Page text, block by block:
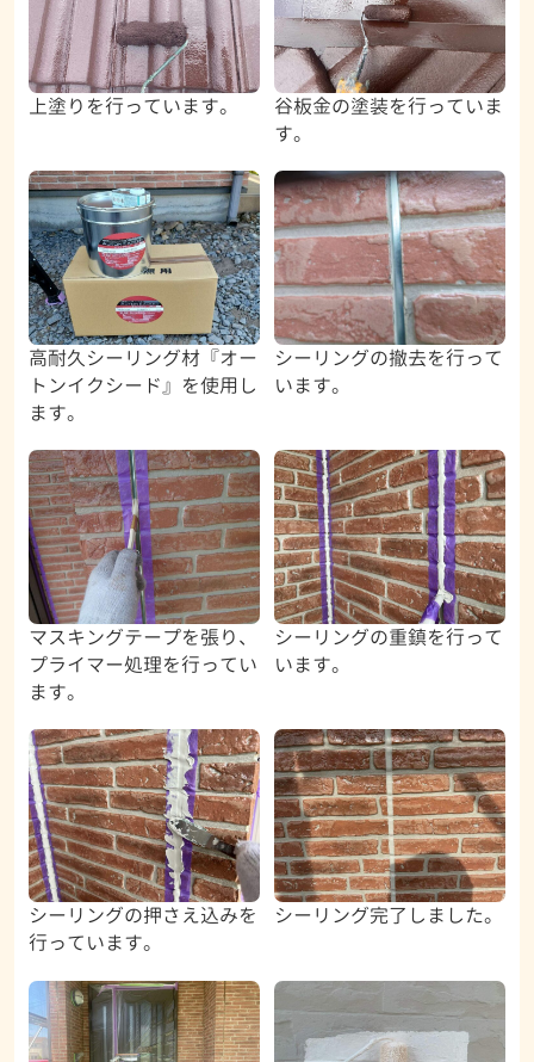
上塗りを行っています。
谷板金の塗装を行っていま
す。
高耐久シーリング材『オー
トンイクシード』を使用し
ます。
シーリングの撤去を行って
います。
マスキングテープを張り、
プライマー処理を行ってい
ます。
シーリングの重鎮を行って
います。
シーリングの押さえ込みを
行っています。
シーリング完了しました。